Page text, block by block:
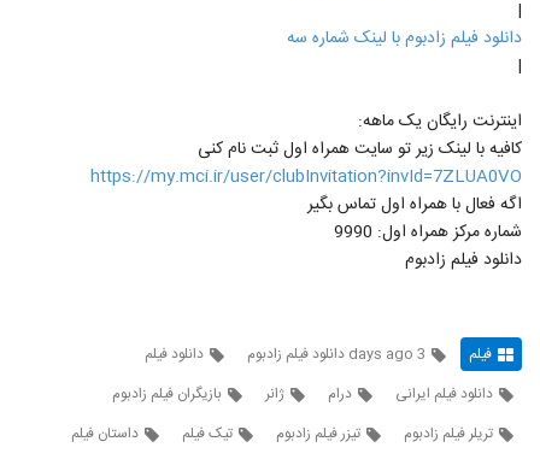
|
دانلود فیلم زادبوم با لینک شماره سه
|
اینترنت رایگان یک ماهه:
کافیه با لینک زیر تو سایت همراه اول ثبت نام کنی
https://my.mci.ir/user/clubInvitation?invId=7ZLUA0VO
اگه فعال با همراه اول تماس بگیر
شماره مرکز همراه اول: 9990
دانلود فیلم زادبوم
فیلم 3 days ago دانلود فیلم زادبوم
دانلود فیلم
دانلود فیلم ایرانی
درام ژانر
بازیگران فیلم زادبوم
تریلر فیلم زادبوم
تیزر فیلم زادبوم تیک فیلم داستان فیلم